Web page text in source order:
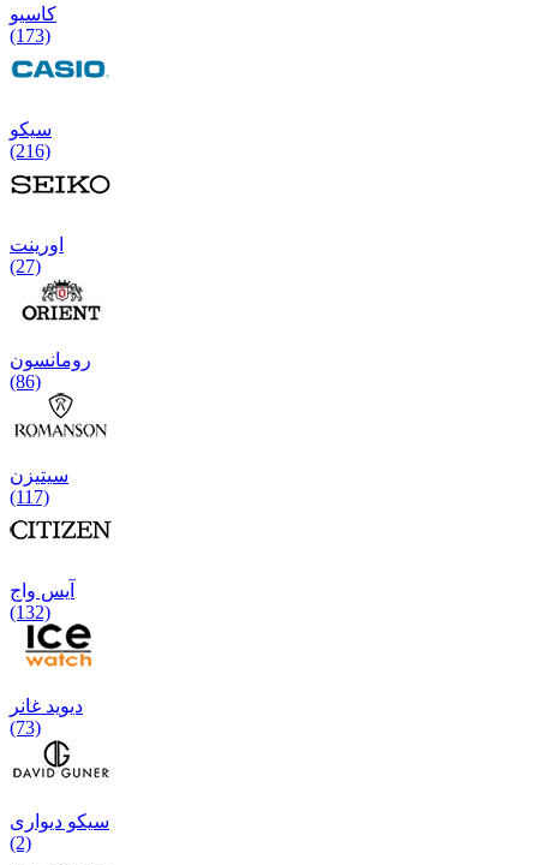
کاسیو
(173)
سیکو
(216)
اورینت
(27)
رومانسون
(86)
سیتیزن
(117)
آیس واج
(132)
دیوید غانر
(73)
سیکو دیواری
(2)